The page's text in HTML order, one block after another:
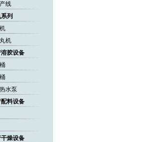
线
列
机
胶设备
水泵
料设备
燥设备